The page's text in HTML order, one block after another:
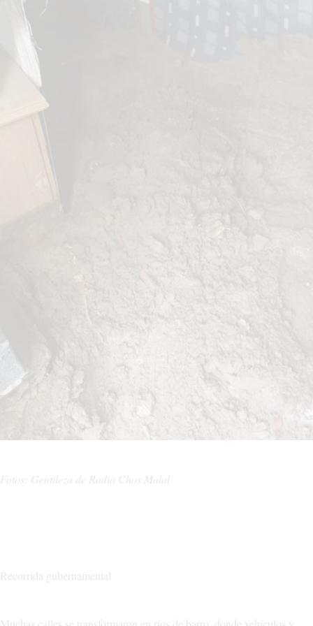
Fotos: Gentileza de Radio Chos Malal
Recorrida gubernamental